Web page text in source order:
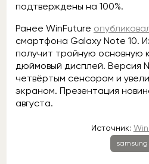
подтверждены на 100%.
Ранее WinFuture
смартфона Galaxy Note 10.
получит тройную основную
дюймовый дисплей. Версия
четвёртым сенсором и
экраном. Презентация
августа.
Источник:
samsung